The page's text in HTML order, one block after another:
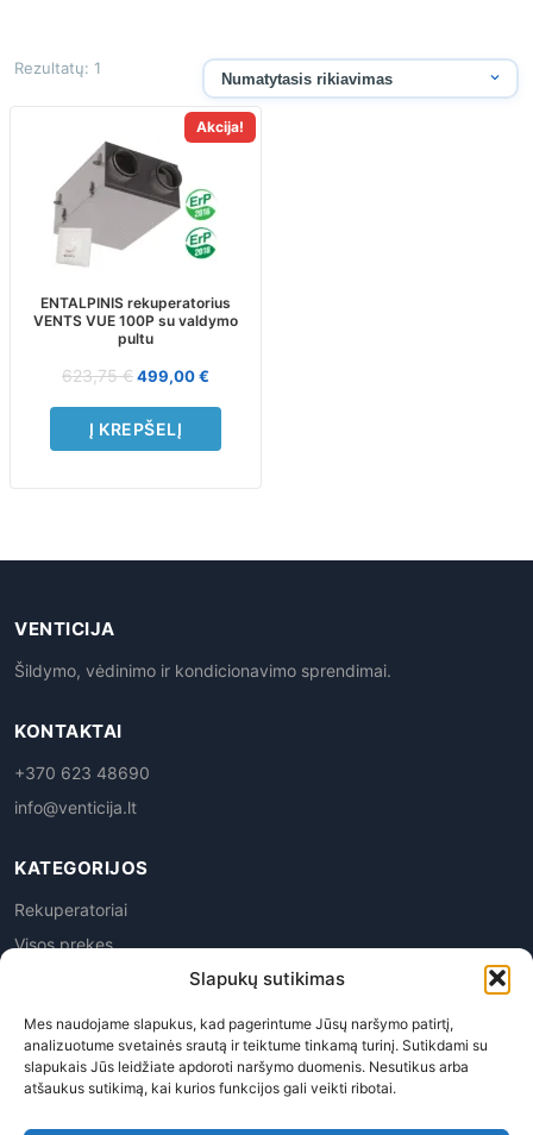
Slapukų sutikimas
Mes naudojame slapukus, kad pagerintume Jūsų naršymo patirtį,
analizuotume svetainės srautą ir teiktume tinkamą turinį. Sutikdami su
slapukais Jūs leidžiate apdoroti naršymo duomenis. Nesutikus arba
atšaukus sutikimą, kai kurios funkcijos gali veikti ribotai.
Rezultatų: 1
Akcija!
ENTALPINIS rekuperatorius
VENTS VUE 100P su valdymo
pultu
623,75€499,00€
Į KREPŠELĮ
VENTICIJA
Šildymo, vėdinimo ir kondicionavimo sprendimai.
KONTAKTAI
+370 623 48690
info@venticija.lt
KATEGORIJOS
Rekuperatoriai
Visos prekes
Privatumo politika | Prekių grąžinimas | Pirkimo